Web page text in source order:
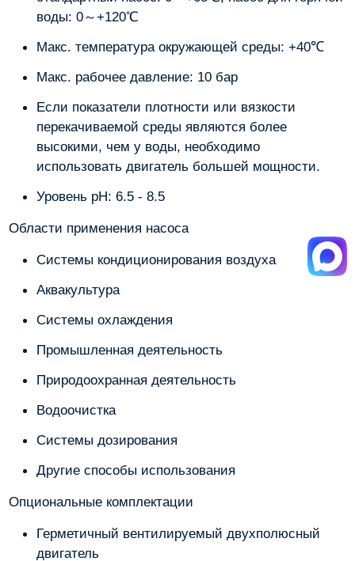
воды: 0～+120℃
Макс. температура окружающей среды: +40℃
Макс. рабочее давление: 10 бар
Если показатели плотности или вязкости
перекачиваемой среды являются более
высокими, чем у воды, необходимо
использовать двигатель большей мощности.
Уровень pH: 6.5 - 8.5
Области применения насоса
Системы кондиционирования воздуха
Аквакультура
Системы охлаждения
Промышленная деятельность
Природоохранная деятельность
Водоочистка
Системы дозирования
Другие способы использования
Опциональные комплектации
Герметичный вентилируемый двухполюсный
двигатель